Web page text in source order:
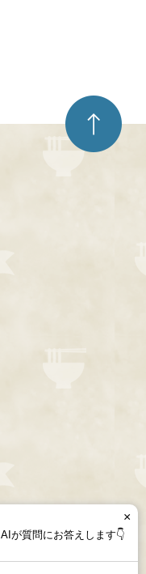
ペ
ー
ジ
AIが質問にお答えします👇
×